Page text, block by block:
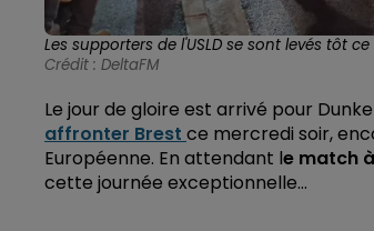
Les supporters de l'USLD se sont levés tôt
Crédit : DeltaFM
Le jour de gloire est arrivé pour
affronter Brest ce mercredi soir,
Européenne. En attendant le match
cette journée exceptionnelle…